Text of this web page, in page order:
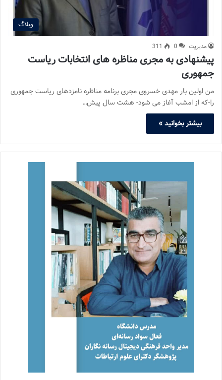
وبلاگ
مدیریت 0
311
پیشنهادی به مجری مناظره های انتخابات ریاست
جمهوری
من اولین بار مهدی خسروی مجری برنامه مناظره نامزدهای ریاست جمهوری
را-که از امشب آغاز می شود- هشت سال پیش…
بیشتر بخوانید »